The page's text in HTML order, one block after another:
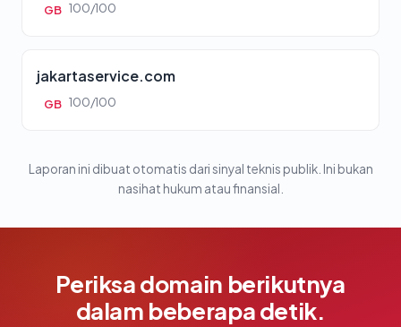
GB 100/100
jakartaservice.com
GB 100/100
Laporan ini dibuat otomatis dari sinyal teknis publik. Ini bukan
nasihat hukum atau finansial.
Periksa domain berikutnya
dalam beberapa detik.